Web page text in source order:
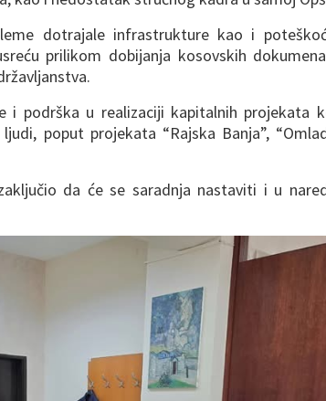
dotrajale infrastrukture kao i
prilikom dobijanja kosovskih
i podrška u realizaciji kapitalnih projekata
poput projekata “Rajska Banja”,
da će se saradnja nastaviti i u